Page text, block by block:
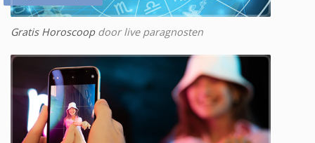
Gratis Horoscoopdoor live paragnosten